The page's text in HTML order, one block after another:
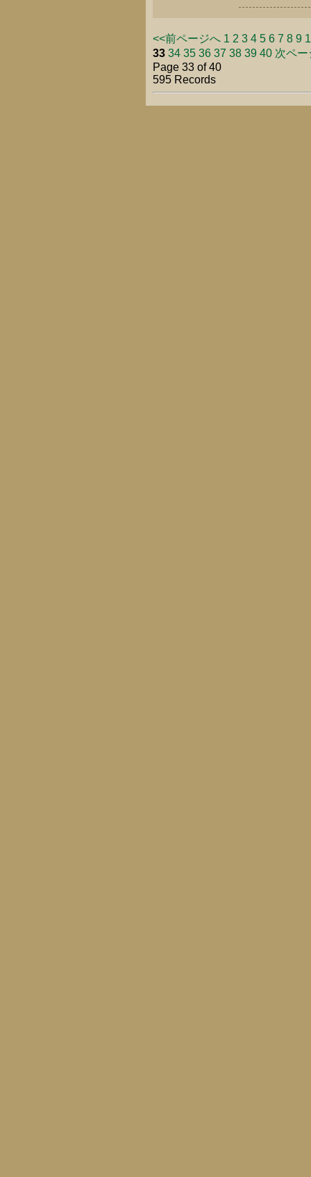
<<前ページへ 1 2 3 4 5 6 7 8 9
33 34 35 36 37 38 39 40 次ペー
Page 33 of 40
595 Records